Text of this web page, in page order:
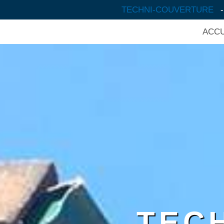
TECHNI-COUVERTURE